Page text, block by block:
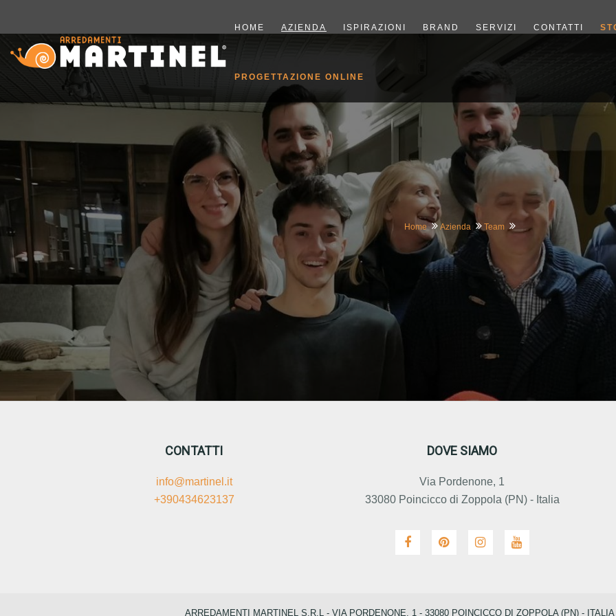
HOME AZIENDA ISPIRAZIONI BRAND SERVIZI CONTATTI
PROGETTAZIONE ONLINE
Home Azienda Team
CONTATTI
info@martinel.it
+390434623137
DOVE SIAMO
Via Pordenone, 1
33080 Poincicco di Zoppola (PN) - Italia
ARREDAMENTI MARTINEL S.R.L - VIA PORDENONE, 1 - 33080 POINCICCO DI ZOPPOLA (PN) -